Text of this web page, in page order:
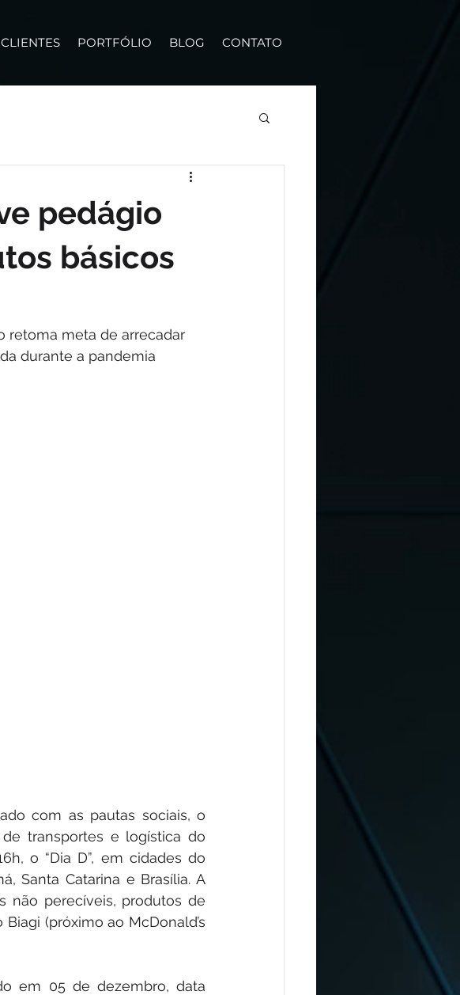
CLIENTES PORTFÓLIO BLOG CONTATO
pedágio
básicos
retoma meta de arrecadar
durante a pandemia
com as pautas sociais, o
transportes e logística do
o “Dia D”, em cidades do
Santa Catarina e Brasília. A
não perecíveis, produtos de
(próximo ao McDonald’s
em 05 de dezembro, data